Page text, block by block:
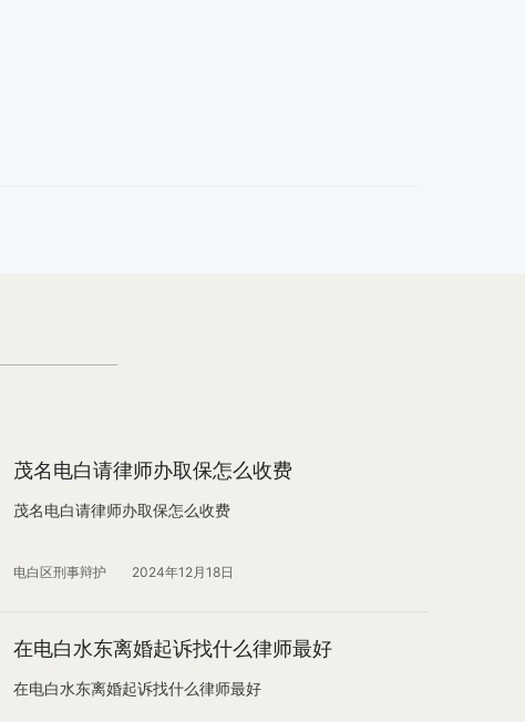
茂名电白请律师办取保怎么收费
茂名电白请律师办取保怎么收费
电白区刑事辩护 2024年12月18日
在电白水东离婚起诉找什么律师最好
在电白水东离婚起诉找什么律师最好